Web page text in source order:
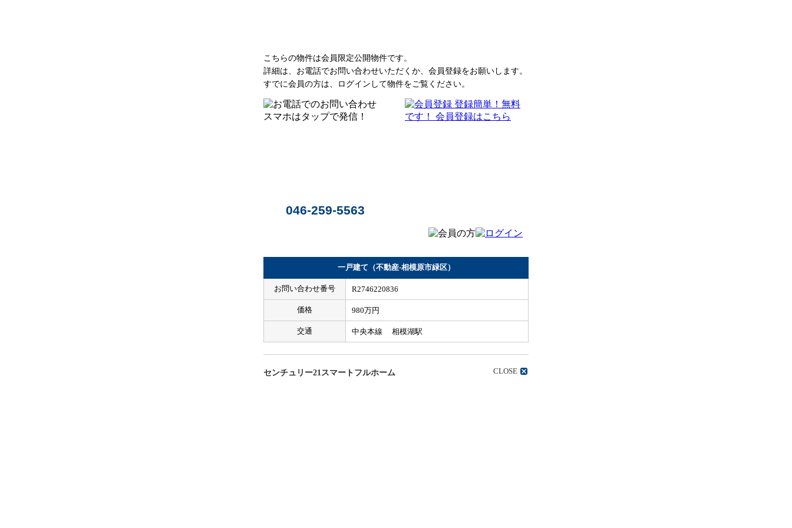
こちらの物件は会員限定公開物件です。
詳細は、お電話でお問い合わせいただくか、会員登録をお願いします。
すでに会員の方は、ログインして物件をご覧ください。
046-259-5563
一戸建て（不動産-相模原市緑区）
お問い合わせ番号 R2746220836
価格 980万円
交通 中央本線 相模湖駅
センチュリー21スマートフルホーム CLOSE